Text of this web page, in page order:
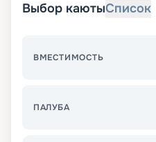
Выбор каютыСписок
ВМЕСТИМОСТЬ
ПАЛУБА